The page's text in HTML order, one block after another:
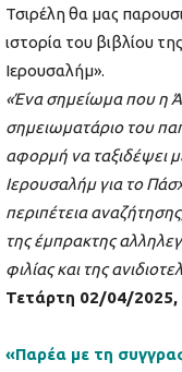
Τσιρέλη θα μας
ιστορία του βιβλίου
Ιερουσαλήμ».
«Ένα σημείωμα που η
σημειωματάριο του
αφορμή να ταξιδέψει
Ιερουσαλήμ για το
περιπέτεια
της έμπρακτης
φιλίας και της
Τετάρτη 02/04/
«Παρέα με τη